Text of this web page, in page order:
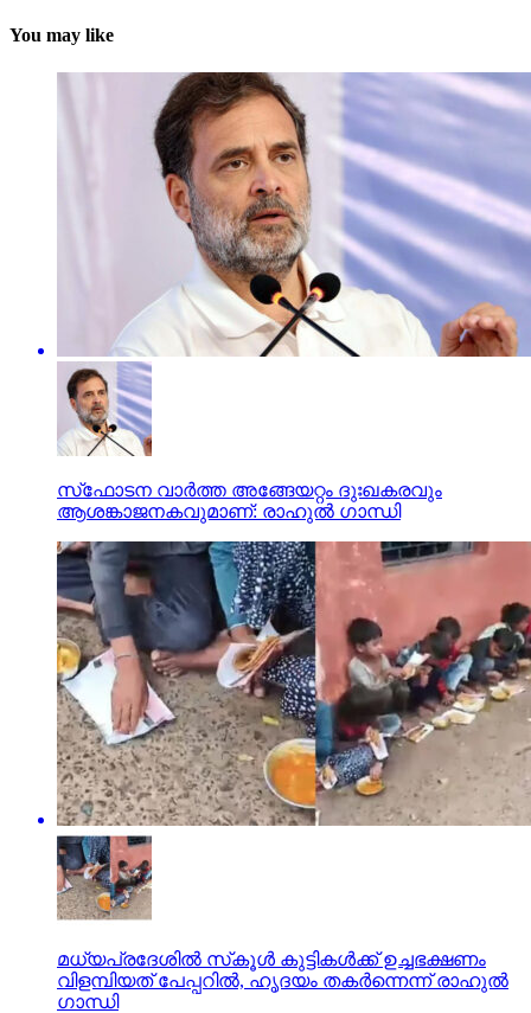
You may like
സ്‌ഫോടന വാര്‍ത്ത അങ്ങേയറ്റം ദുഃഖകരവും
ആശങ്കാജനകവുമാണ്: രാഹുല്‍ ഗാന്ധി
മധ്യപ്രദേശില്‍ സ്‌കൂള്‍ കുട്ടികള്‍ക്ക് ഉച്ചഭക്ഷണം
വിളമ്പിയത്‌ പേപ്പറില്‍, ഹൃദയം തകര്‍ന്നെന്ന് രാഹുല്‍
ഗാന്ധി